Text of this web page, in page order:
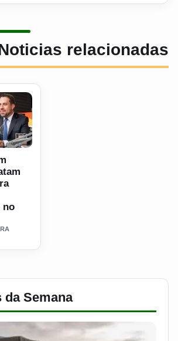
relacionadas
com nome sujo relatam
no
da Semana